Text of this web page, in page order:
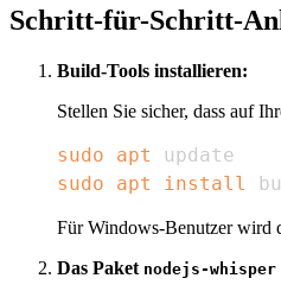
Schritt-für-Schritt-
Build-Tools installieren:
Stellen Sie sicher, dass auf
sudo apt
sudo
apt install
Für Windows-Benutzer wird
Das Paket nodejs-whisper